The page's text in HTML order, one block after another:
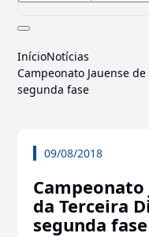
InícioNotícias
Campeonato Jauense
segunda fase
09/08/2018
Campeonato
da Terceira
segunda fase